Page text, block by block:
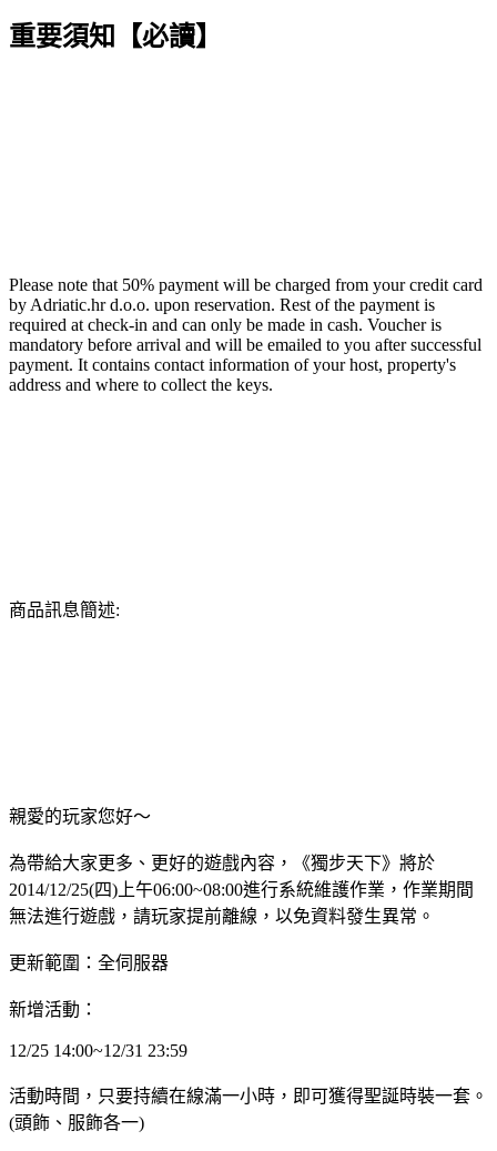
重要須知【必讀】
Please note that 50% payment will be charged from your credit card
by Adriatic.hr d.o.o. upon reservation. Rest of the payment is
required at check-in and can only be made in cash. Voucher is
mandatory before arrival and will be emailed to you after successful
payment. It contains contact information of your host, property's
address and where to collect the keys.
商品訊息簡述:
親愛的玩家您好～
為帶給大家更多、更好的遊戲內容，《獨步天下》將於
2014/12/25(四)上午06:00~08:00進行系統維護作業，作業期間
無法進行遊戲，請玩家提前離線，以免資料發生異常。
更新範圍：全伺服器
新增活動：
12/25 14:00~12/31 23:59
活動時間，只要持續在線滿一小時，即可獲得聖誕時裝一套。
(頭飾、服飾各一)